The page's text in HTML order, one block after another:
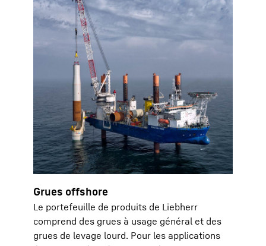
Grues offshore
Le portefeuille de produits de Liebherr
comprend des grues à usage général et des
grues de levage lourd. Pour les applications